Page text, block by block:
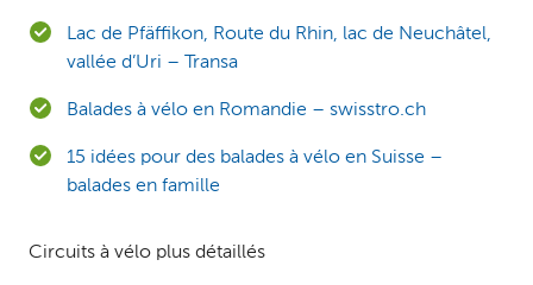
Lac de Pfäffikon, Route du Rhin, lac de Neuchâtel,
vallée d’Uri – Transa
Balades à vélo en Romandie – swisstro.ch
15 idées pour des balades à vélo en Suisse –
balades en famille
Circuits à vélo plus détaillés